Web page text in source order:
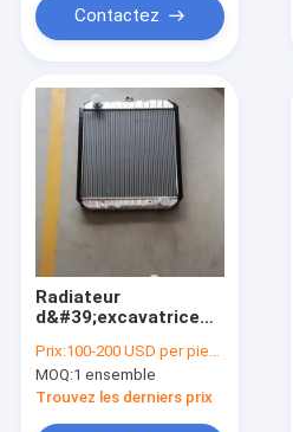
Contactez
Radiateur
d&#39;excavatrice
de l&#39;assemblage
complet en
aluminium
Prix:100-200 USD per piece
MOQ:1 ensemble
Trouvez les derniers prix